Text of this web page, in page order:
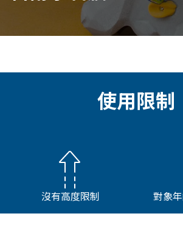
使用限制
沒有高度限制 對象